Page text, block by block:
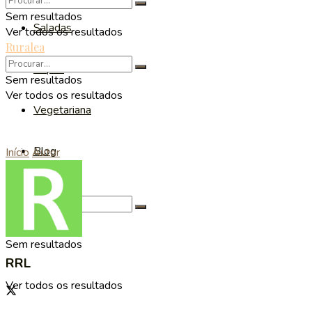
Saladas
Sopas
Vegetariana
Blog
Sem resultados
Ver todos os resultados
Sem resultados
Ver todos os resultados
Ruralea
Sem resultados
Ver todos os resultados
Início Autor
RRL